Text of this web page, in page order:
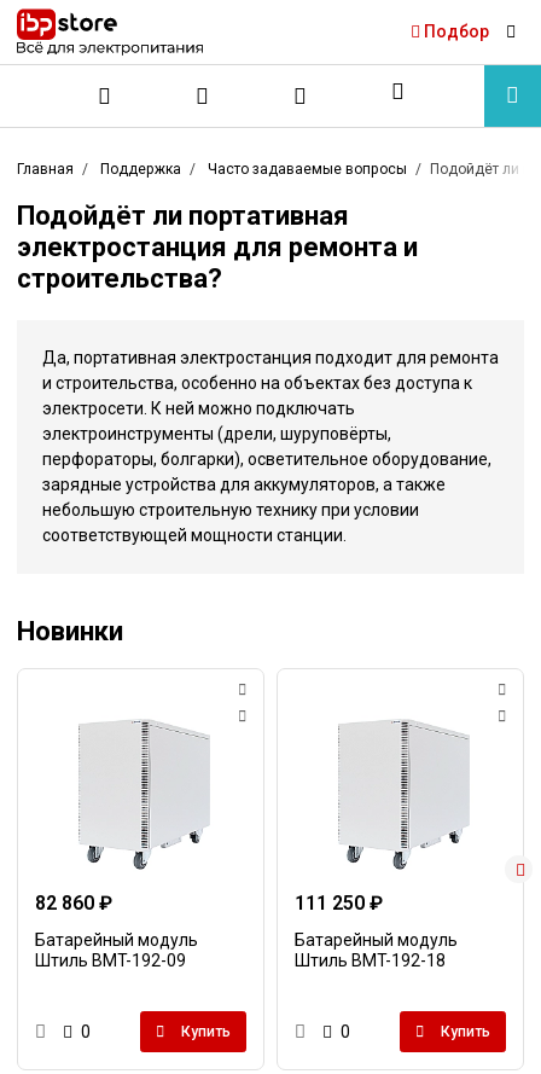
Подбор
Главная Поддержка Часто задаваемые вопросы Подойдёт ли
Подойдёт ли портативная
электростанция для ремонта и
строительства?
Да, портативная электростанция подходит для ремонта
и строительства, особенно на объектах без доступа к
электросети. К ней можно подключать
электроинструменты (дрели, шуруповёрты,
перфораторы, болгарки), осветительное оборудование,
зарядные устройства для аккумуляторов, а также
небольшую строительную технику при условии
соответствующей мощности станции.
Новинки
82 860 ₽
Батарейный модуль
Штиль BMT-192-09
0 Купить
111 250 ₽
Батарейный модуль
Штиль BMT-192-18
0 Купить